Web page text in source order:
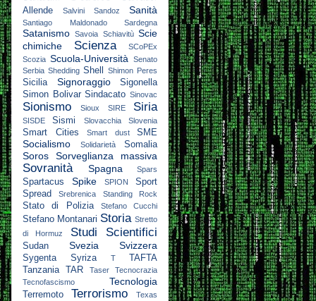
Allende
Salvini Sandoz Sanità
Santiago Maldonado Sardegna
Satanismo Savoia Schiavitù Scie
chimiche
Scienza
SCoPEx
Scozia Scuola-Università
Senato
Serbia Shedding Shell Shimon Peres
Sicilia Signoraggio
Sigonella
Simon Bolivar Sindacato Sinovac
Sionismo Sioux SIRE Siria
SISDE Sismi Slovacchia Slovenia
Smart Cities Smart dust SME
Socialismo Solidarietà Somalia
Soros Sorveglianza massiva
Sovranità Spagna Spars
Spartacus Spike SPION
Sport
Spread
Srebrenica Standing Rock
Stato di Polizia Stefano Cucchi
Stefano Montanari Storia Stretto
di Hormuz
Studi Scientifici
Sudan Svezia Svizzera
Sygenta Syriza T
TAFTA
Tanzania
TAR Taser
Tecnocrazia
Tecnofascismo
Tecnologia
Terremoto Terrorismo
Texas